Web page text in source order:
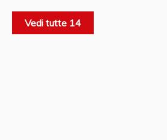
Vedi tutte 14